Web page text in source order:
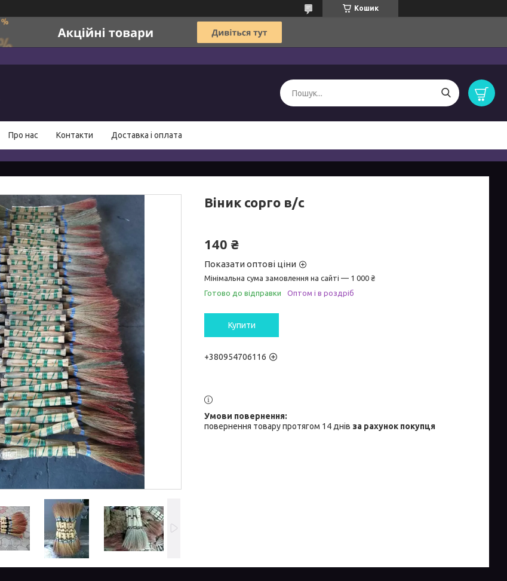
Кошик
Про нас Контакти Доставка і оплата
Віник сорго в/с
140 ₴
Показати оптові ціни
Мінімальна сума замовлення на сайті — 1 000 ₴
Готово до відправки
Оптом і в роздріб
Купити
+380954706116
повернення товару протягом 14 днів за рахунок покупця